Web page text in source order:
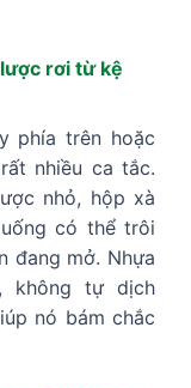
rơi từ kệ
phía trên hoặc
nhiều ca tắc.
nhỏ, hộp xà
có thể trôi
đang mở. Nhựa
không tự dịch
nó bám chắc